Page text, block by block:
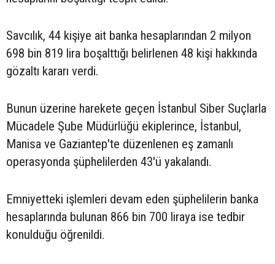
Savcılık, 44 kişiye ait banka hesaplarından 2 milyon
698 bin 819 lira boşalttığı belirlenen 48 kişi hakkında
gözaltı kararı verdi.
Bunun üzerine harekete geçen İstanbul Siber Suçlarla
Mücadele Şube Müdürlüğü ekiplerince, İstanbul,
Manisa ve Gaziantep'te düzenlenen eş zamanlı
operasyonda şüphelilerden 43'ü yakalandı.
Emniyetteki işlemleri devam eden şüphelilerin banka
hesaplarında bulunan 866 bin 700 liraya ise tedbir
konulduğu öğrenildi.